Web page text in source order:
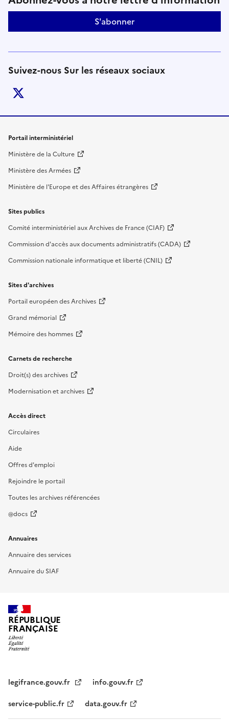
S'abonner
Suivez-nous Sur les réseaux sociaux
Liens de bas de page
Portail interministériel
Ministère de la Culture
Ministère des Armées
Ministère de l'Europe et des Affaires étrangères
Sites publics
Comité interministériel aux Archives de France (CIAF)
Commission d'accès aux documents administratifs (CADA)
Commission nationale informatique et liberté (CNIL)
Sites d'archives
Portail européen des Archives
Grand mémorial
Mémoire des hommes
Carnets de recherche
Droit(s) des archives
Modernisation et archives
Accès direct
Circulaires
Aide
Offres d'emploi
Rejoindre le portail
Toutes les archives référencées
@docs
Annuaires
Annuaire des services
Annuaire du SIAF
RÉPUBLIQUE
FRANÇAISE
legifrance.gouv.fr
info.gouv.fr
service-public.fr
data.gouv.fr